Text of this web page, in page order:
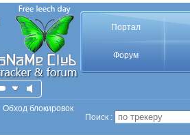
Портал
Форум
Обход блокировок
Поиск :